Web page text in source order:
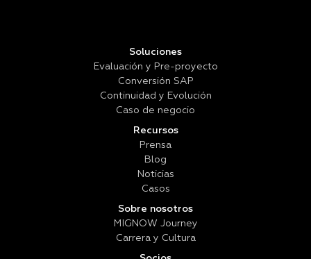
Soluciones
Evaluación y Pre-proyecto
Conversión SAP
Continuidad y Evolución
Caso de negocio
Recursos
Prensa
Blog
Noticias
Casos
Sobre nosotros
MIGNOW Journey
Carrera y Cultura